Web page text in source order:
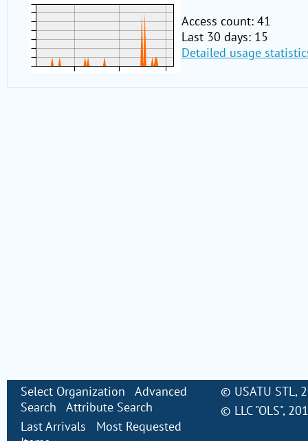
Access count: 41
Last 30 days: 15
Detailed usage
Select Organization
Advanced
Search
Attribute Search
Last Arrivals
Most Requested
© USATU STL,
© LLC "OLS",